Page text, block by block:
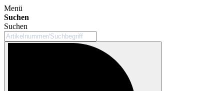
Menü
Suchen
Suchen